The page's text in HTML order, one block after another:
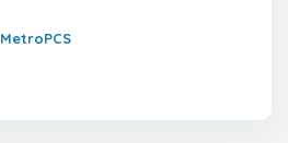
MetroPCS